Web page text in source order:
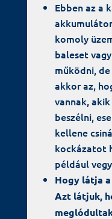
Ebben az a
komoly
baleset
működni,
akkor az,
vannak,
beszélni,
kellene
kockázatot
például
Hogy látja
Azt látjuk,